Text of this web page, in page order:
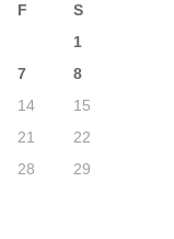
F
S
1
7
8
14
15
21
22
28
29